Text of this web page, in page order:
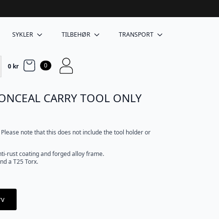
SYKLER TILBEHØR TRANSPORT
0 kr 0
CARRY TOOL ONLY
Please note that this does not include the tool holder or
rust coating and forged alloy frame.
a T25 Torx.